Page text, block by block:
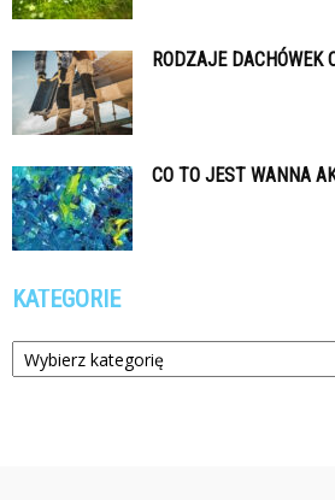
RODZAJE DACHÓWEK
CO TO JEST WANNA
KATEGORIE
Kategorie